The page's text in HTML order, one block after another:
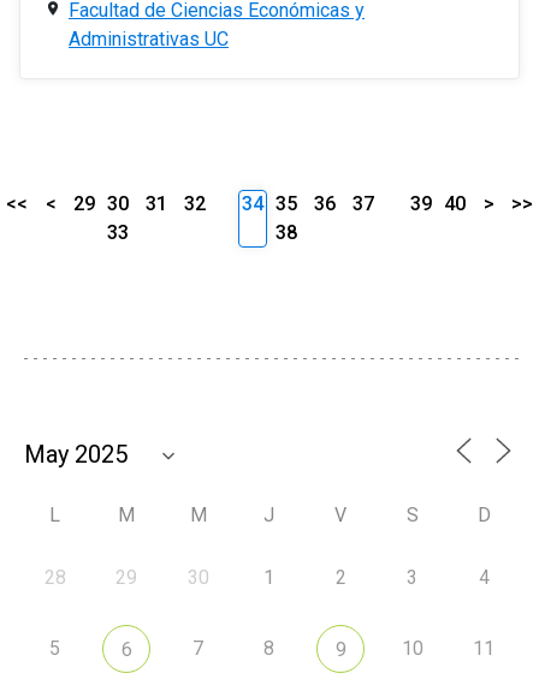
Facultad de Ciencias Económicas y
Administrativas UC
<< < 29 30 31
32
33
34 35 36
37
38
39 40 > >>
L M M J V S D
28 29 30 1 2 3 4
5 6 7 8 9 10 11